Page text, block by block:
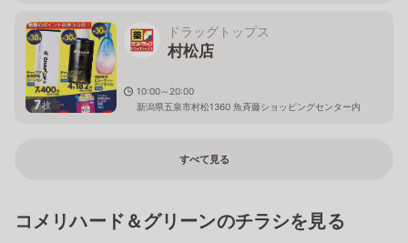
7枚
ドラッグトップス
村松店
10:00～20:00
新潟県五泉市村松1360 魚斉藤ショッピングセンター内
すべて見る
コメリハード＆グリーンのチラシを見る